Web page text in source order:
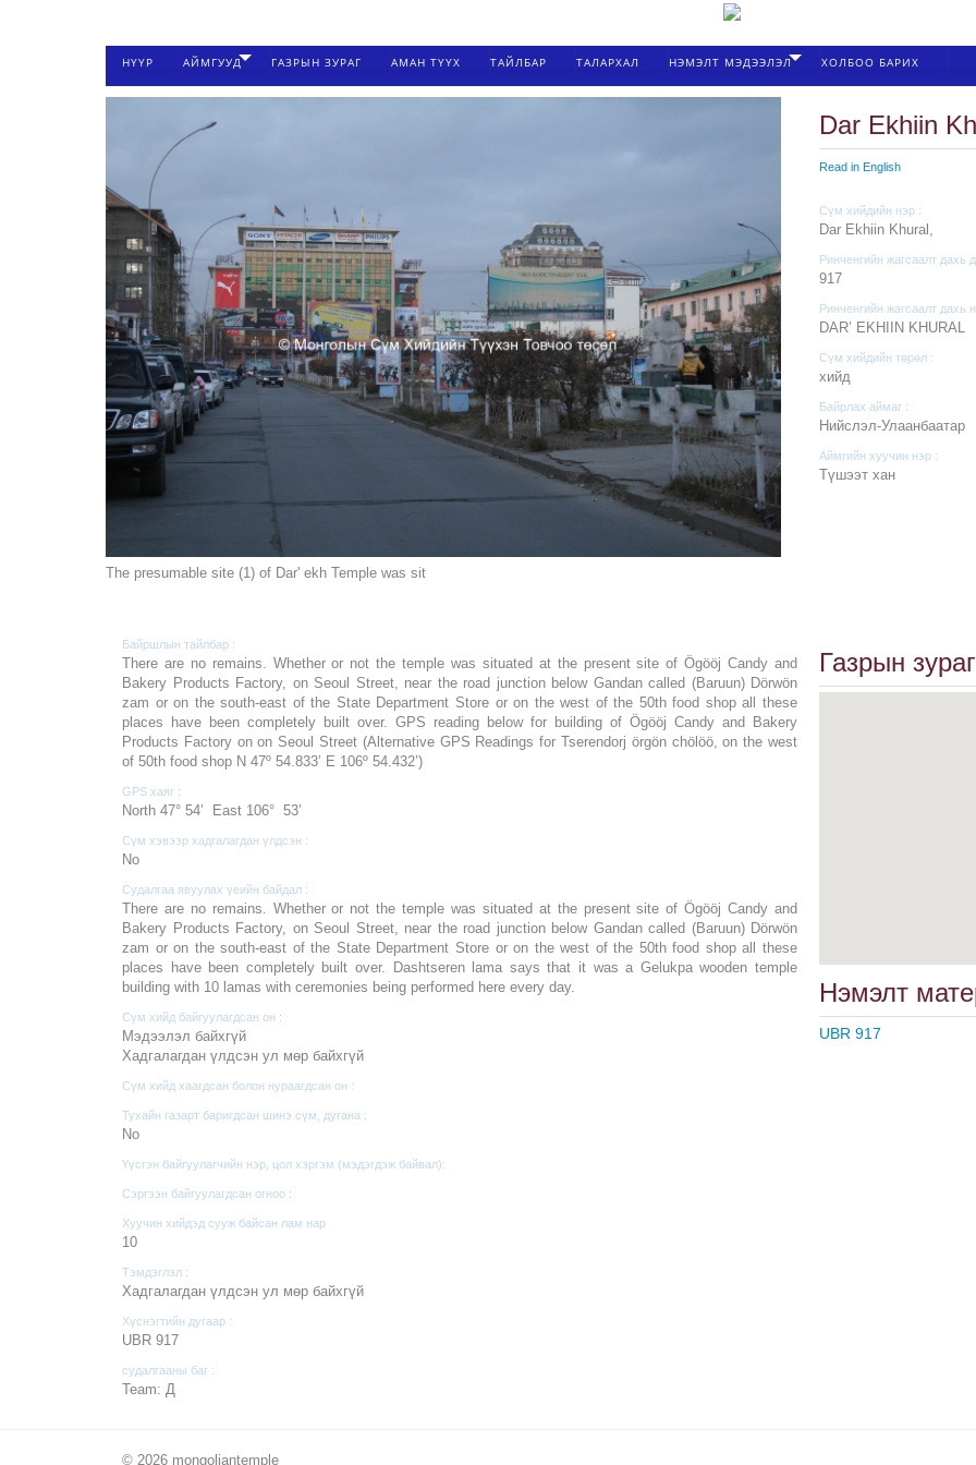
НҮҮР АЙМГУУД ГАЗРЫН ЗУРАГ АМАН ТҮҮХ ТАЙЛБАР ТАЛАРХАЛ НЭМЭЛТ МЭДЭЭЛЭЛ ХОЛБОО БАРИХ
The presumable site (1) of Dar' ekh Temple was sit
Dar Ekhiin
Read in English
Сүм хийдийн нэр :
Dar Ekhiin Khural,
Ринченгийн жагсаалт дахь
917
Ринченгийн жагсаалт дахь
DAR’ EKHIIN KHURAL
Сүм хийдийн төрөл :
хийд
Байрлах аймаг :
Нийслэл-Улаанбаатар
Аймгийн хуучин нэр :
Түшээт хан
Байршлын тайлбар :
There are no remains. Whether or not the temple was situated at the present site of Ögööj Candy and
Bakery Products Factory, on Seoul Street, near the road junction below Gandan called (Baruun) Dörwön
zam or on the south-east of the State Department Store or on the west of the 50th food shop all these
places have been completely built over. GPS reading below for building of Ögööj Candy and Bakery
Products Factory on on Seoul Street (Alternative GPS Readings for Tserendorj örgön chölöö, on the west
of 50th food shop N 47º 54.833’ E 106º 54.432’)
GPS хаяг :
North 47° 54’ East 106° 53’
Сүм хэвээр хадгалагдан үлдсэн :
No
Судалгаа явуулах үеийн байдал :
There are no remains. Whether or not the temple was situated at the present site of Ögööj Candy and
Bakery Products Factory, on Seoul Street, near the road junction below Gandan called (Baruun) Dörwön
zam or on the south-east of the State Department Store or on the west of the 50th food shop all these
places have been completely built over. Dashtseren lama says that it was a Gelukpa wooden temple
building with 10 lamas with ceremonies being performed here every day.
Сүм хийд байгуулагдсан он :
Мэдээлэл байхгүй
Хадгалагдан үлдсэн ул мөр байхгүй
Сүм хийд хаагдсан болон нураагдсан он :
Тухайн газарт баригдсан шинэ сүм, дугана :
No
Үүсгэн байгуулагчийн нэр, цол хэргэм (мэдэгдэж байвал):
Сэргээн байгуулагдсан огноо :
Хуучин хийдэд сууж байсан лам нар
10
Тэмдэглэл :
Хадгалагдан үлдсэн ул мөр байхгүй
Хүснэгтийн дугаар :
UBR 917
судалгааны баг :
Team: Д
Газрын
Нэмэлт
UBR 917
© 2026 mongoliantemple